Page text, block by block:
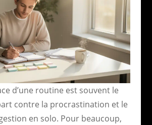
d’une routine est souvent le
contre la procrastination et le
en solo. Pour beaucoup,